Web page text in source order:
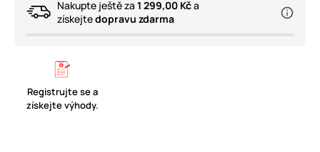
Nakupte ještě za 1 299,00 Kča
získejtedopravu zdarma
Registrujte se a
získejte výhody.